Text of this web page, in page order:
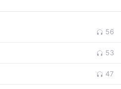
56
53
47